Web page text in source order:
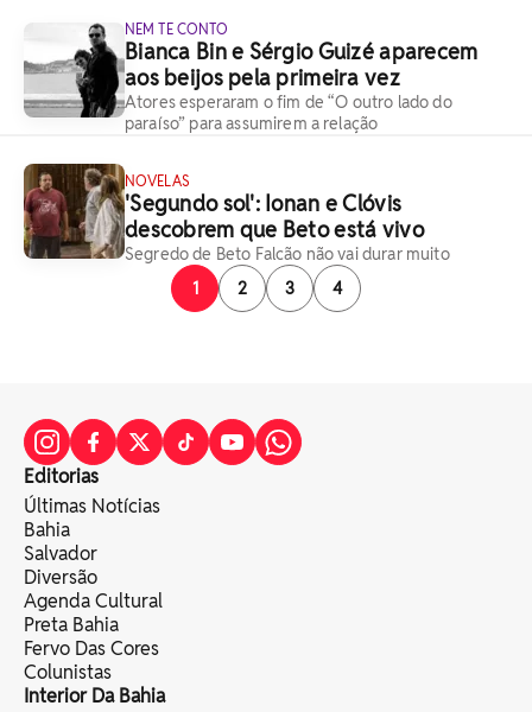
NEM TE CONTO
Bianca Bin e Sérgio Guizé aparecem
aos beijos pela primeira vez
Atores esperaram o fim de “O outro lado do
paraíso” para assumirem a relação
NOVELAS
'Segundo sol': Ionan e Clóvis
descobrem que Beto está vivo
Segredo de Beto Falcão não vai durar muito
1
2 3 4
Editorias
Últimas Notícias
Bahia
Salvador
Diversão
Agenda Cultural
Preta Bahia
Fervo Das Cores
Colunistas
Interior Da Bahia